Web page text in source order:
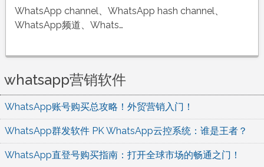
WhatsApp channel、WhatsApp hash channel、
WhatsApp频道、Whats…
whatsapp营销软件
WhatsApp账号购买总攻略！外贸营销入门！
WhatsApp群发软件 PK WhatsApp云控系统：谁是王者？
WhatsApp直登号购买指南：打开全球市场的畅通之门！